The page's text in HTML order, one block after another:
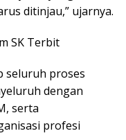
ditinjau,” ujarnya.
SK Terbit
seluruh proses
dengan
serta
profesi